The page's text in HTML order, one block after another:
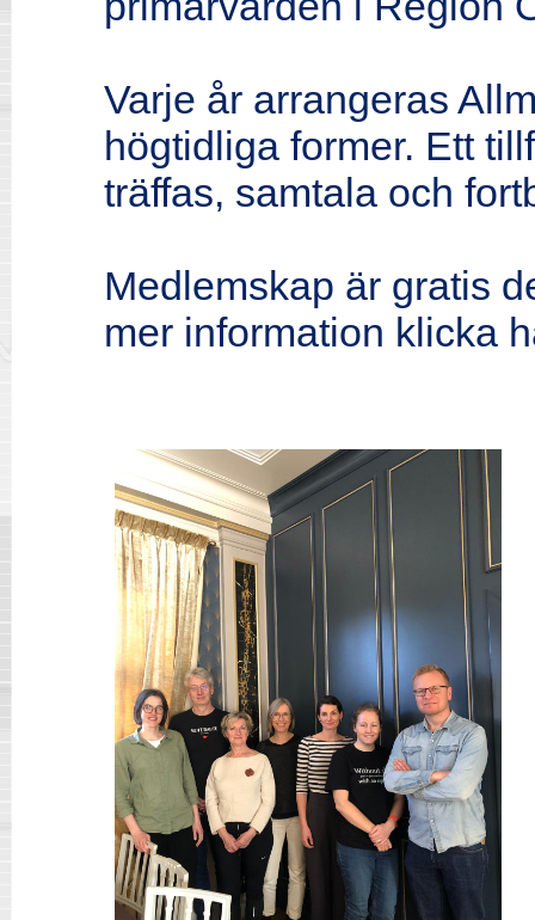
Varje år arrangeras
högtidliga former. Ett
träffas, samtala och
Medlemskap är gratis
mer information klicka